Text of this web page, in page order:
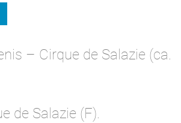
– Cirque de Salazie (ca.
de Salazie (F).